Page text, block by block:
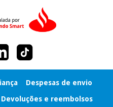
Despesas de envio
Devoluções e reembolsos